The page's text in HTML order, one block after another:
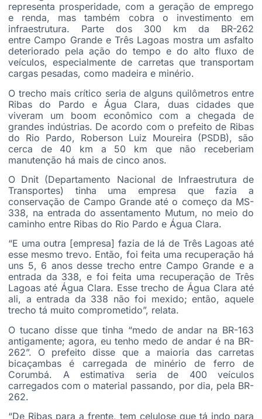
representa prosperidade, com a geração de emprego
e renda, mas também cobra o investimento em
infraestrutura. Parte dos 300 km da BR-262
entre Campo Grande e Três Lagoas mostra um asfalto
deteriorado pela ação do tempo e do alto fluxo de
veículos, especialmente de carretas que transportam
cargas pesadas, como madeira e minério.
O trecho mais crítico seria de alguns quilômetros entre
Ribas do Pardo e Água Clara, duas cidades que
viveram um boom econômico com a chegada de
grandes indústrias. De acordo com o prefeito de Ribas
do Rio Pardo, Roberson Luiz Moureira (PSDB), são
cerca de 40 km a 50 km que não receberiam
manutenção há mais de cinco anos.
O Dnit (Departamento Nacional de Infraestrutura de
Transportes) tinha uma empresa que fazia a
conservação de Campo Grande até o começo da MS-
338, na entrada do assentamento Mutum, no meio do
caminho entre Ribas do Rio Pardo e Água Clara.
“E uma outra [empresa] fazia de lá de Três Lagoas até
esse mesmo trevo. Então, foi feita uma recuperação há
uns 5, 6 anos desse trecho entre Campo Grande e a
entrada da 338, e foi feita uma recuperação de Três
Lagoas até Água Clara. Esse trecho de Água Clara até
ali, a entrada da 338 não foi mexido; então, aquele
trecho tá muito comprometido”, relata.
O tucano disse que tinha “medo de andar na BR-163
antigamente; agora, eu tenho medo de andar é na BR-
262”. O prefeito disse que a maioria das carretas
bicaçambas é carregada de minério de ferro de
Corumbá. A estimativa seria de 400 veículos
carregados com o material passando, por dia, pela BR-
262.
“De Ribas para a frente, tem celulose que tá indo para